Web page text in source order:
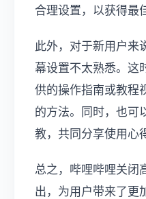
合理设置，以获得最
此外，对于新用户来
幕设置不太熟悉。这
供的操作指南或教程
的方法。同时，也可
教，共同分享使用心
总之，哔哩哔哩关闭
出，为用户带来了更